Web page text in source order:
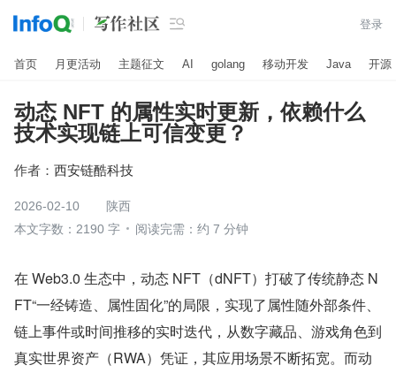
 登录
首页 月更活动 主题征文 AI golang 移动开发 Java 开源
动态 NFT 的属性实时更新，依赖什么
技术实现链上可信变更？
作者： 西安链酷科技
2026-02-10
陕西
本文字数：2190 字
阅读完需：约 7 分钟
在 Web3.0 生态中，动态 NFT（dNFT）打破了传统静态 N
FT“一经铸造、属性固化”的局限，实现了属性随外部条件、
链上事件或时间推移的实时迭代，从数字藏品、游戏角色到
真实世界资产（RWA）凭证，其应用场景不断拓宽。而动